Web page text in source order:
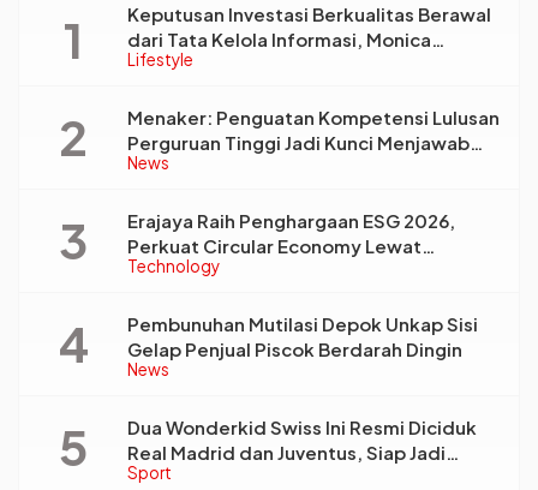
Lifestyle
Keputusan Investasi Berkualitas Berawal
dari Tata Kelola Informasi, Monica
Triyadi: Bukan Sekadar Analisis
News
Menaker: Penguatan Kompetensi Lulusan
Perguruan Tinggi Jadi Kunci Menjawab
Kebutuhan Dunia Kerja
Technology
Erajaya Raih Penghargaan ESG 2026,
Perkuat Circular Economy Lewat
Pengelolaan Limbah Berkelanjutan
News
Pembunuhan Mutilasi Depok Unkap Sisi
Gelap Penjual Piscok Berdarah Dingin
Sport
Dua Wonderkid Swiss Ini Resmi Diciduk
Real Madrid dan Juventus, Siap Jadi
Bintang Baru Eropa